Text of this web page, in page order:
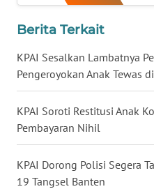
Berita Terkait
KPAI Sesalkan Lambatnya
Pengeroyokan Anak Tewas
KPAI Soroti Restitusi Anak
Pembayaran Nihil
KPAI Dorong Polisi Segera
19 Tangsel Banten
WN
JATENG
NUSANTARA